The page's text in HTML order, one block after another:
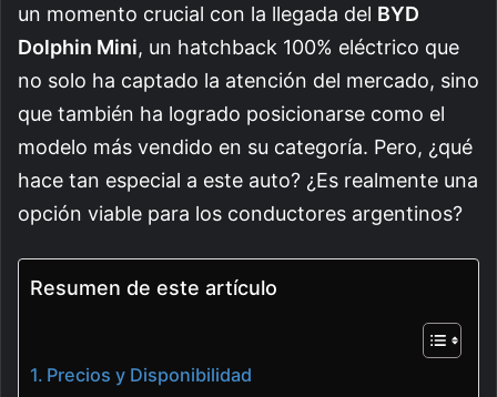
un momento crucial con la llegada del BYD
Dolphin Mini, un hatchback 100% eléctrico que
no solo ha captado la atención del mercado, sino
que también ha logrado posicionarse como el
modelo más vendido en su categoría. Pero, ¿qué
hace tan especial a este auto? ¿Es realmente una
opción viable para los conductores argentinos?
Resumen de este artículo
Precios y Disponibilidad